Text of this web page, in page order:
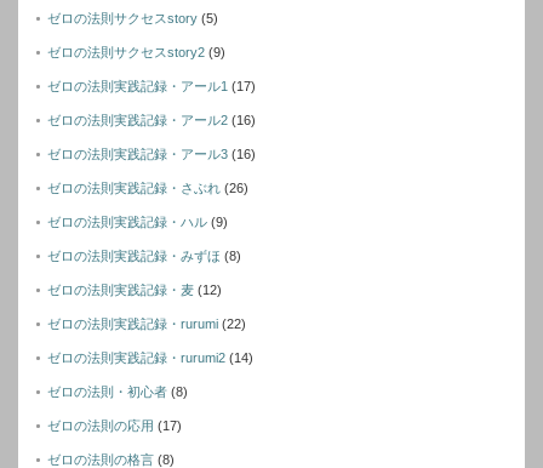
ゼロの法則サクセスstory (5)
ゼロの法則サクセスstory2 (9)
ゼロの法則実践記録・アール1 (17)
ゼロの法則実践記録・アール2 (16)
ゼロの法則実践記録・アール3 (16)
ゼロの法則実践記録・さぶれ (26)
ゼロの法則実践記録・ハル (9)
ゼロの法則実践記録・みずほ (8)
ゼロの法則実践記録・麦 (12)
ゼロの法則実践記録・rurumi (22)
ゼロの法則実践記録・rurumi2 (14)
ゼロの法則・初心者 (8)
ゼロの法則の応用 (17)
ゼロの法則の格言 (8)